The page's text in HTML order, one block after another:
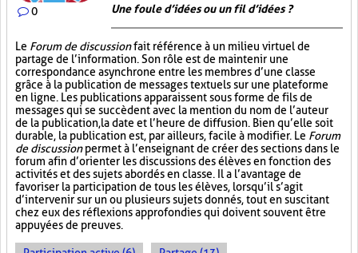
0 Une foule d’idées ou un fil d’idées ?
Le Forum de discussionfait référence à un milieu virtuel de
partage de l’information. Son rôle est de maintenir une
correspondance asynchrone entre les membres d’une classe
grâce à la publication de messages textuels sur une plateforme
en ligne. Les publications apparaissent sous forme de fils de
messages qui se succèdent avec la mention du nom de l’auteur
de la publication, la date et l’heure de diffusion. Bien qu’elle soit
durable, la publication est, par ailleurs, facile à modifier. Le Forum
de discussionpermet à l’enseignant de créer des sections dans le
forum afin d’orienter les discussions des élèves en fonction des
activités et des sujets abordés en classe. Il a l’avantage de
favoriser la participation de tous les élèves, lorsqu’il s’agit
d’intervenir sur un ou plusieurs sujets donnés, tout en suscitant
chez eux des réflexions approfondies qui doivent souvent être
appuyées de preuves.